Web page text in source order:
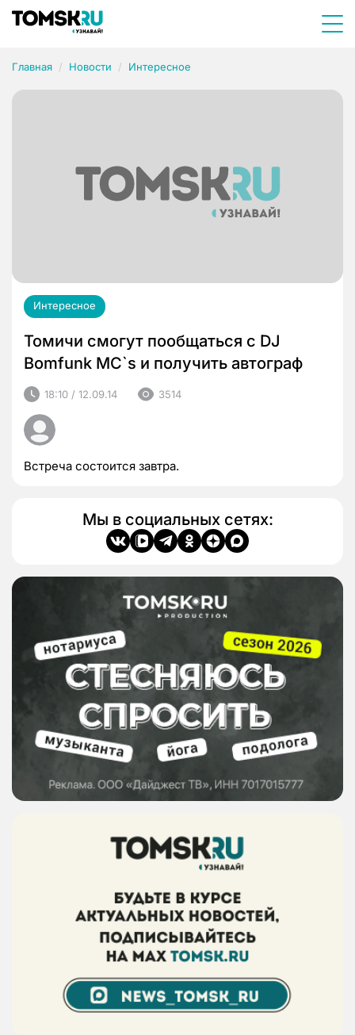
Главная Новости Интересное
Интересное
Томичи смогут пообщаться с DJ
Bomfunk MC`s и получить автограф
18:10 / 12.09.14 3514
Встреча состоится завтра.
Мы в социальных сетях: